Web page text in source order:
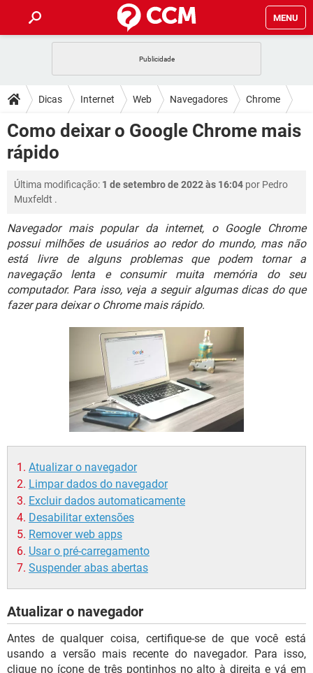
MENU
CELULAR FACEBOOK
OUTLOOK EXCEL
INSTAGRAM
DICAS
JOGOS
CELULAR FACEBOOK
OUTLOOK
INSTAGRAM GMAIL
DOWNLOADS
JOGOS
OUTLOOK
INSTAGRAM GMAIL
GUIA DE COMPRAS
FÓRUM
JOGOS WHATSAPP
OUTLOOK EXCEL
INSTAGRAM GMAIL
GUIA DE COMPRAS
GLOSSÁRIO
JOGOS WHATSAPP
CELULAR FACEBOOK
OUTLOOK EXCEL
INSTAGRAM GMAIL
Dicas Internet Web Navegadores Chrome
Como deixar o Google Chrome mais
rápido
Última modificação: 1 de setembro de 2022 às 16:04 por Pedro
Muxfeldt .
Navegador mais popular da internet, o Google Chrome
possui milhões de usuários ao redor do mundo, mas não
está livre de alguns problemas que podem tornar a
navegação lenta e consumir muita memória do seu
computador. Para isso, veja a seguir algumas dicas do que
fazer para deixar o Chrome mais rápido.
Atualizar o navegador
Limpar dados do navegador
Excluir dados automaticamente
Desabilitar extensões
Remover web apps
Usar o pré-carregamento
Suspender abas abertas
Atualizar o navegador
Antes de qualquer coisa, certifique-se de que você está
usando a versão mais recente do navegador. Para isso,
clique no ícone de três pontinhos no alto à direita e vá em